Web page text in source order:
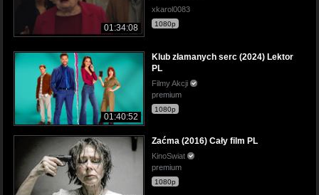
01:34:08
xkarol0083
1080p
01:40:52
Klub złamanych serc (2024) Lektor
PL
Filmy Akcji
premium
1080p
Zaćma (2016) Cały film PL
KinoSwiat
premium
1080p